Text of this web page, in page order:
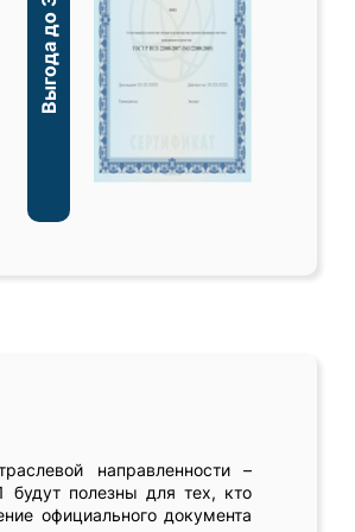
Выгода до 30%
направленности –
будут полезны для тех, кто
официального документа